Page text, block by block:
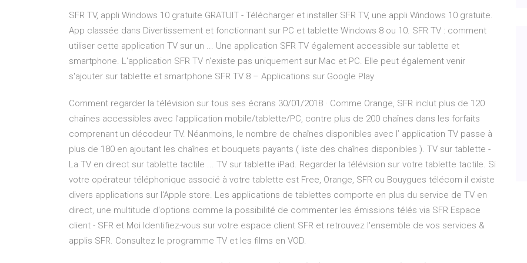
SFR TV, appli Windows 10 gratuite GRATUIT - Télécharger et installer SFR TV, une appli Windows 10 gratuite.
App classée dans Divertissement et fonctionnant sur PC et tablette Windows 8 ou 10. SFR TV : comment
utiliser cette application TV sur un ... Une application SFR TV également accessible sur tablette et
smartphone. L'application SFR TV n'existe pas uniquement sur Mac et PC. Elle peut également venir
s'ajouter sur tablette et smartphone SFR TV 8 – Applications sur Google Play
Comment regarder la télévision sur tous ses écrans 30/01/2018 · Comme Orange, SFR inclut plus de 120
chaînes accessibles avec l’application mobile/tablette/PC, contre plus de 200 chaînes dans les forfaits
comprenant un décodeur TV. Néanmoins, le nombre de chaînes disponibles avec l’ application TV passe à
plus de 180 en ajoutant les chaînes et bouquets payants ( liste des chaînes disponibles ). TV sur tablette -
La TV en direct sur tablette tactile ... TV sur tablette iPad. Regarder la télévision sur votre tablette tactile. Si
votre opérateur téléphonique associé à votre tablette est Free, Orange, SFR ou Bouygues télécom il existe
divers applications sur l'Apple store. Les applications de tablettes comporte en plus du service de TV en
direct, une multitude d'options comme la possibilité de commenter les émissions télés via SFR Espace
client - SFR et Moi Identifiez-vous sur votre espace client SFR et retrouvez l'ensemble de vos services &
applis SFR. Consultez le programme TV et les films en VOD.